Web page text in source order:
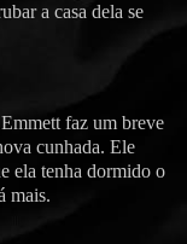
a casa dela se
faz um breve
cunhada. Ele
ela tenha dormido o
mais.